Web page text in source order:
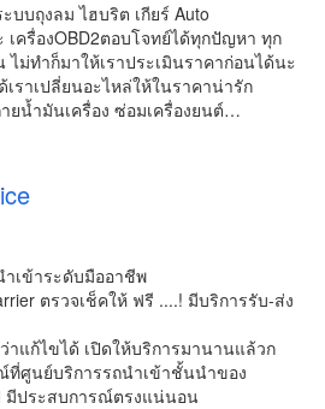
บถุงลม ไฮบริต เกียร์ Auto
เครื่องOBD2ตอบโจทย์ได้ทุกปัญหา ทุก
ม่ทำก็มาให้เราประเมินราคาก่อนได้นะ
เราเปลี่ยนอะไหล่ให้ในราคาน่ารัก
ยน้ำมันเครื่อง ซ่อมเครื่องยนต์…
เข้าระดับมืออาชีพ
ตรวจเช็คให้ ฟรี ....! มีบริการรับ-ส่ง
าแก้ไขได้ เปิดให้บริการมานานแล้วก
ศูนย์บริการรถนำเข้าชั้นนำของ
มีประสบการณ์ตรงแน่นอน